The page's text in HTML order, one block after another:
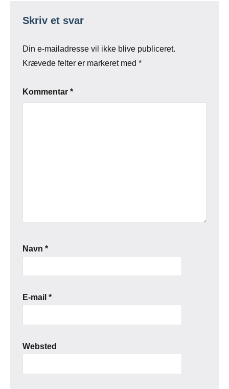
Skriv et svar
Din e-mailadresse vil ikke blive publiceret.
Krævede felter er markeret med *
Kommentar *
Navn *
E-mail *
Websted